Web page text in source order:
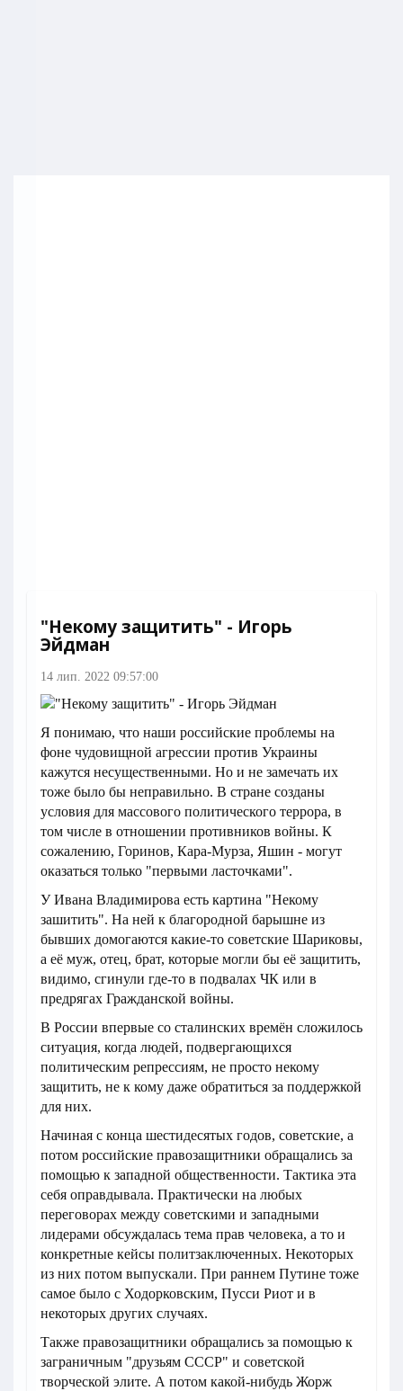
"Некому защитить" - Игорь
Эйдман
14 лип. 2022 09:57:00
Я понимаю, что наши российские проблемы на
фоне чудовищной агрессии против Украины
кажутся несущественными. Но и не замечать их
тоже было бы неправильно. В стране созданы
условия для массового политического террора, в
том числе в отношении противников войны. К
сожалению, Горинов, Кара-Мурза, Яшин - могут
оказаться только "первыми ласточками".
У Ивана Владимирова есть картина "Некому
зашитить". На ней к благородной барышне из
бывших домогаются какие-то советские Шариковы,
а её муж, отец, брат, которые могли бы её защитить,
видимо, сгинули где-то в подвалах ЧК или в
предрягах Гражданской войны.
В России впервые со сталинских времён сложилось
ситуация, когда людей, подвергающихся
политическим репрессиям, не просто некому
защитить, не к кому даже обратиться за поддержкой
для них.
Начиная с конца шестидесятых годов, советские, а
потом российские правозащитники обращались за
помощью к западной общественности. Тактика эта
себя оправдывала. Практически на любых
переговорах между советскими и западными
лидерами обсуждалась тема прав человека, а то и
конкретные кейсы политзаключенных. Некоторых
из них потом выпускали. При раннем Путине тоже
самое было с Ходорковским, Пусси Риот и в
некоторых других случаях.
Также правозащитники обращались за помощью к
заграничным "друзьям СССР" и советской
творческой элите. А потом какой-нибудь Жорж